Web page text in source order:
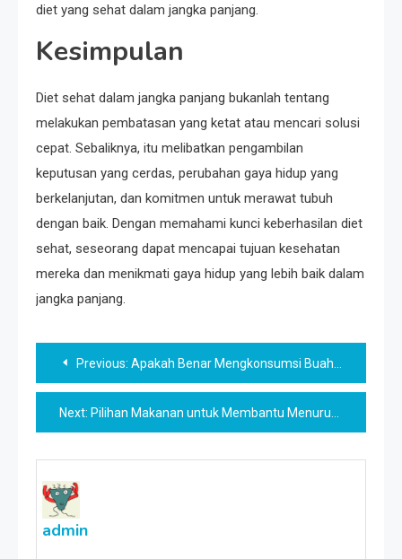
diet yang sehat dalam jangka panjang.
Kesimpulan
Diet sehat dalam jangka panjang bukanlah tentang
melakukan pembatasan yang ketat atau mencari solusi
cepat. Sebaliknya, itu melibatkan pengambilan
keputusan yang cerdas, perubahan gaya hidup yang
berkelanjutan, dan komitmen untuk merawat tubuh
dengan baik. Dengan memahami kunci keberhasilan diet
sehat, seseorang dapat mencapai tujuan kesehatan
mereka dan menikmati gaya hidup yang lebih baik dalam
jangka panjang.
Navigasi
pos
Previous: Apakah Benar Mengkonsumsi Buah Naga Setiap Hari Mampu Membantu Program Diet?
Next: Pilihan Makanan untuk Membantu Menurunkan Berat Badan dan Mengontrol Gula Darah
admin